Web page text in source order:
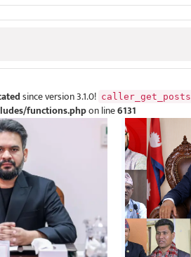
since version 3.1.0! caller_get_posts
functions.phpon line6131